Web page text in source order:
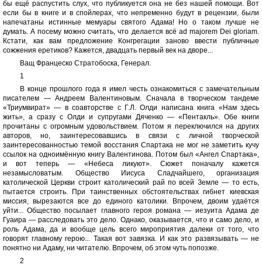
бы ещё распустить слух, что публикуется она не без нашей помощи. Вот
если бы в книге и в спойлерах, что непременно будут в рецензии, были
напечатаны истинные мемуары святого Адама! Но о таком лучше не
думать. А посему можно считать, что делается всё ad majorem Dei gloriam.
Кстати, как вам предложение Конгрегации заново ввести публичные
сожжения еретиков? Кажется, двадцать первый век на дворе...
Ващ Францеско Стратобоска, Генерал.
1
В конце прошлого года я имел честь ознакомиться с замечательным
писателем — Андреем Валентиновым. Сначала в творческом тандеме
«Триумвират» — в соавторстве с Г.Л. Олди написана книга «Нам здесь
жить», а сразу с Олди и супругами Дяченко — «Пентакль». Обе книги
прочитаны с огромным удовольствием. Потом я переключился на других
авторов, но, заинтересовавшись в связи с личной творческой
заинтересованностью темой восстания Спартака не мог не заметить кучу
ссылок на одноимённую книгу Валентинова. Потом был «Ангел Спартака»,
и вот теперь — «Небеса ликуют». Сюжет поначалу кажется
незамысловатым. Общество Иисуса Сладчайшего, организация
католической Церкви строит католический рай по всей Земле — то есть,
пытается строить. При таинственных обстоятельствах гибнет киевская
миссия, вырезаются все до единого католики. Впрочем, двоим удаётся
уйти... Общество посылает главного героя романа — иезуита Адама де
Гуаира — расследовать это дело. Однако, оказывается, что и само дело, и
роль Адама, да и вообще цель всего мироприятия далеки от того, что
говорят главному герою... Такая вот завязка. И как это развязывать — не
понятно ни Адаму, ни читателю. Впрочем, об этом чуть попозже.
2